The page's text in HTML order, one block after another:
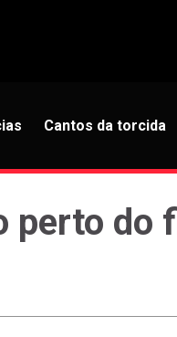
Cantos da torcida
perto do